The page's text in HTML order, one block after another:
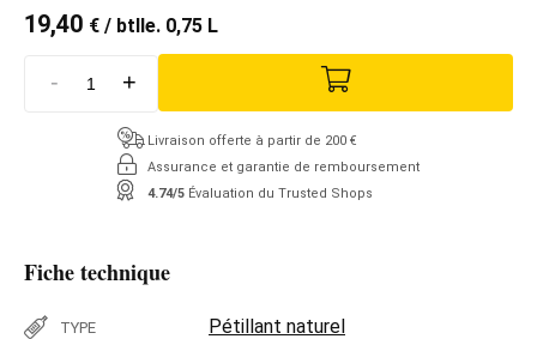
19,40 € / btlle. 0,75 L
- +
Livraison offerte à partir de 200 €
Assurance et garantie de remboursement
4.74/5 Évaluation du Trusted Shops
Fiche technique
TYPE Pétillant naturel